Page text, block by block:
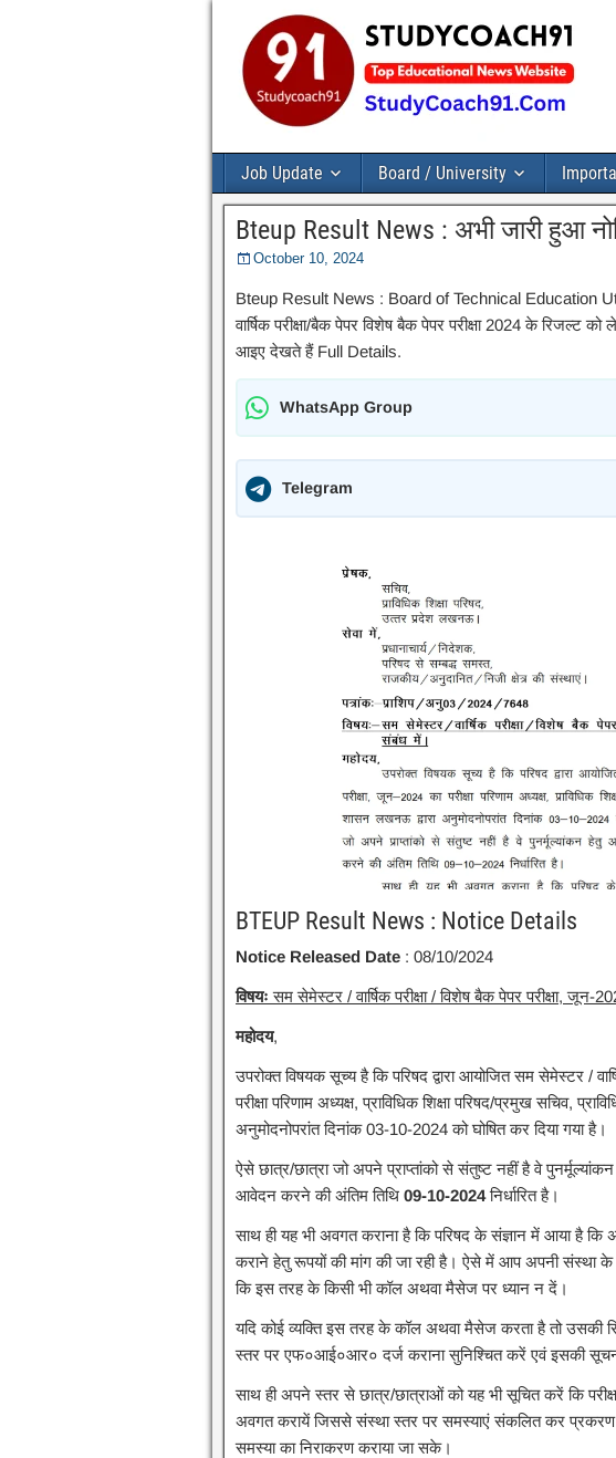
Job Update Board / University
Bteup Result News : अभी जारी हुआ
October 10, 2024
Bteup Result News : Board of Technical Education
वार्षिक परीक्षा/बैक पेपर विशेष बैक पेपर परीक्षा 2024 के रिजल्ट
आइए देखते हैं Full Details.
WhatsApp Group
Telegram
BTEUP Result News : Notice Details
Notice Released Date : 08/10/2024
विषयः सम सेमेस्टर / वार्षिक परीक्षा / विशेष बैक पेपर परीक्षा, जून-
महोदय,
उपरोक्त विषयक सूच्य है कि परिषद द्वारा आयोजित सम सेमेस्टर /
परीक्षा परिणाम अध्यक्ष, प्राविधिक शिक्षा परिषद/प्रमुख सचिव,
अनुमोदनोपरांत दिनांक 03-10-2024 को घोषित कर दिया गया है।
ऐसे छात्र/छात्रा जो अपने प्राप्तांको से संतुष्ट नहीं है वे
आवेदन करने की अंतिम तिथि 09-10-2024निर्धारित है।
साथ ही यह भी अवगत कराना है कि परिषद के संज्ञान में आया है कि
कराने हेतु रूपयों की मांग की जा रही है। ऐसे में आप अपनी संस्था
कि इस तरह के किसी भी कॉल अथवा मैसेज पर ध्यान न दें।
यदि कोई व्यक्ति इस तरह के कॉल अथवा मैसेज करता है तो उसकी
स्तर पर एफ०आई०आर० दर्ज कराना सुनिश्चित करें एवं इसकी
साथ ही अपने स्तर से छात्र/छात्राओं को यह भी सूचित करें कि
अवगत करायें जिससे संस्था स्तर पर समस्याएं संकलित कर प्रकरण
समस्या का निराकरण कराया जा सके।